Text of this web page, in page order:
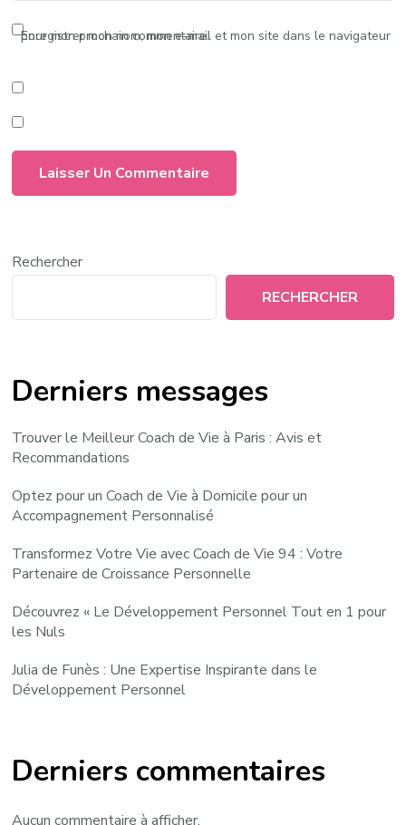
Enregistrer mon nom, mon e-mail et mon site dans le navigateur pour mon prochain commentaire.
Rechercher
RECHERCHER
Derniers messages
Trouver le Meilleur Coach de Vie à Paris : Avis et
Recommandations
Optez pour un Coach de Vie à Domicile pour un
Accompagnement Personnalisé
Transformez Votre Vie avec Coach de Vie 94 : Votre
Partenaire de Croissance Personnelle
Découvrez « Le Développement Personnel Tout en 1 pour
les Nuls
Julia de Funès : Une Expertise Inspirante dans le
Développement Personnel
Derniers commentaires
Aucun commentaire à afficher.